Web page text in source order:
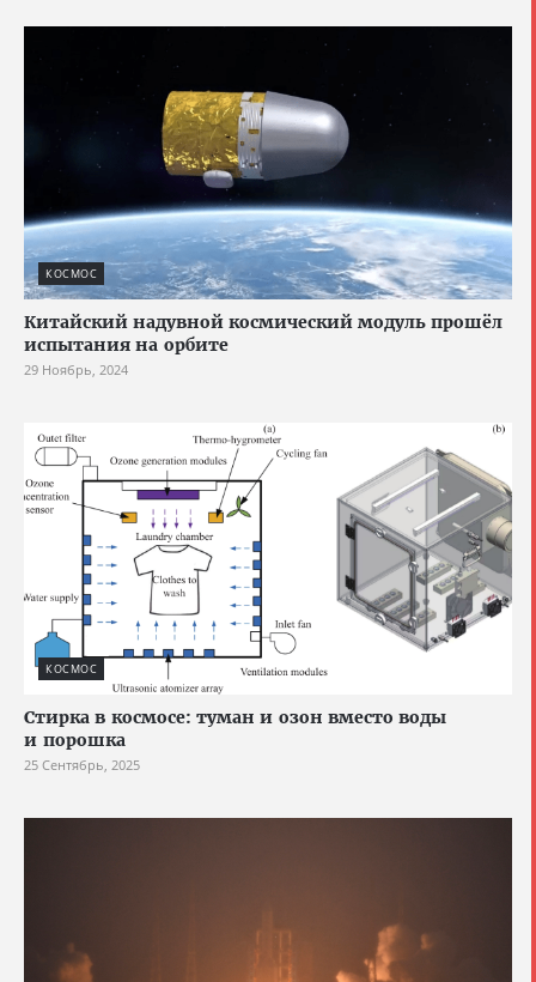
КОСМОС
Китайский надувной космический модуль прошёл
испытания на орбите
29 Ноябрь, 2024
КОСМОС
Стирка в космосе: туман и озон вместо воды
и порошка
25 Сентябрь, 2025